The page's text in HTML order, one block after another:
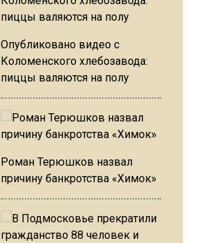
Опубликовано видео с
Коломенского хлебозавода:
пиццы валяются на полу
Роман Терюшков назвал
причину банкротства «Химок»